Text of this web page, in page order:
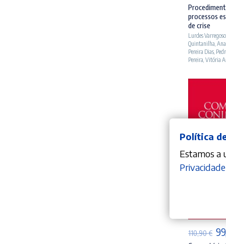
era:
processos
de crise
Lurdes
Quintanilha,
Pereira Dias,
Pereira,Vitória
110,90€ O
Política
Estamos a
Privacidade